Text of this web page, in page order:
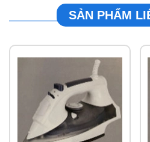
SẢN PHẨM